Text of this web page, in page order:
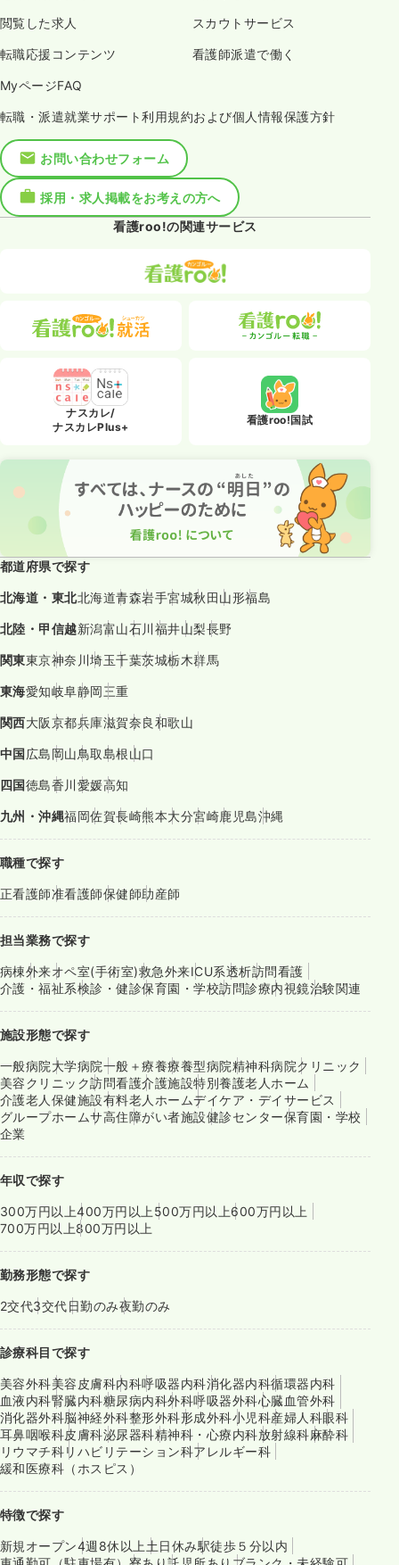
閲覧した求人 スカウトサービス
転職応援コンテンツ 看護師派遣で働く
MyページFAQ
転職・派遣就業サポート利用規約および個人情報保護方針
お問い合わせフォーム
採用・求人掲載をお考えの方へ
看護roo!の関連サービス
ナスカレ/
ナスカレPlus+
看護roo!国試
都道府県で探す
北海道・東北北海道青森岩手宮城秋田山形福島
北陸・甲信越新潟富山石川福井山梨長野
関東東京神奈川埼玉千葉茨城栃木群馬
東海愛知岐阜静岡三重
関西大阪京都兵庫滋賀奈良和歌山
中国広島岡山鳥取島根山口
四国徳島香川愛媛高知
九州・沖縄福岡佐賀長崎熊本大分宮崎鹿児島沖縄
職種で探す
正看護師准看護師保健師助産師
担当業務で探す
病棟外来オペ室(手術室)救急外来ICU系透析訪問看護
介護・福祉系検診・健診保育園・学校訪問診療内視鏡治験関連
施設形態で探す
一般病院大学病院一般＋療養療養型病院精神科病院クリニック
美容クリニック訪問看護介護施設特別養護老人ホーム
介護老人保健施設有料老人ホームデイケア・デイサービス
グループホームサ高住障がい者施設健診センター保育園・学校
企業
年収で探す
300万円以上400万円以上 500万円以上600万円以上
700万円以上800万円以上
勤務形態で探す
2交代3交代日勤のみ夜勤のみ
診療科目で探す
美容外科美容皮膚科内科呼吸器内科消化器内科循環器内科
血液内科腎臓内科糖尿病内科外科呼吸器外科心臓血管外科
消化器外科脳神経外科整形外科形成外科小児科産婦人科眼科
耳鼻咽喉科皮膚科泌尿器科精神科・心療内科放射線科麻酔科
リウマチ科リハビリテーション科アレルギー科
緩和医療科（ホスピス）
特徴で探す
新規オープン4週8休以上 土日休み駅徒歩５分以内